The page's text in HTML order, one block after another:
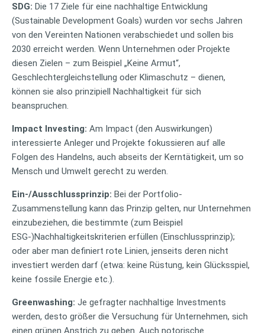
SDG: Die 17 Ziele für eine nachhaltige Entwicklung
(Sustainable Development Goals) wurden vor sechs Jahren
von den Vereinten Nationen verabschiedet und sollen bis
2030 erreicht werden. Wenn Unternehmen oder Projekte
diesen Zielen – zum Beispiel „Keine Armut“,
Geschlechtergleichstellung oder Klimaschutz – dienen,
können sie also prinzipiell Nachhaltigkeit für sich
beanspruchen.
Impact Investing: Am Impact (den Auswirkungen)
interessierte Anleger und Projekte fokussieren auf alle
Folgen des Handelns, auch abseits der Kerntätigkeit, um so
Mensch und Umwelt gerecht zu werden.
Ein-/Ausschlussprinzip: Bei der Portfolio-
Zusammenstellung kann das Prinzip gelten, nur Unternehmen
einzubeziehen, die bestimmte (zum Beispiel
ESG-)Nachhaltigkeitskriterien erfüllen (Einschlussprinzip);
oder aber man definiert rote Linien, jenseits deren nicht
investiert werden darf (etwa: keine Rüstung, kein Glücksspiel,
keine fossile Energie etc.).
Greenwashing: Je gefragter nachhaltige Investments
werden, desto größer die Versuchung für Unternehmen, sich
einen grünen Anstrich zu geben. Auch notorische